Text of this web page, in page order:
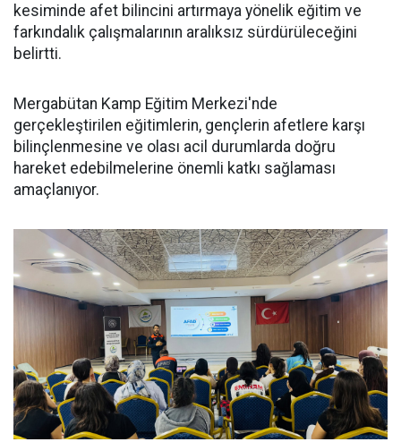
kesiminde afet bilincini artırmaya yönelik eğitim ve
farkındalık çalışmalarının aralıksız sürdürüleceğini
belirtti.
Mergabütan Kamp Eğitim Merkezi'nde
gerçekleştirilen eğitimlerin, gençlerin afetlere karşı
bilinçlenmesine ve olası acil durumlarda doğru
hareket edebilmelerine önemli katkı sağlaması
amaçlanıyor.